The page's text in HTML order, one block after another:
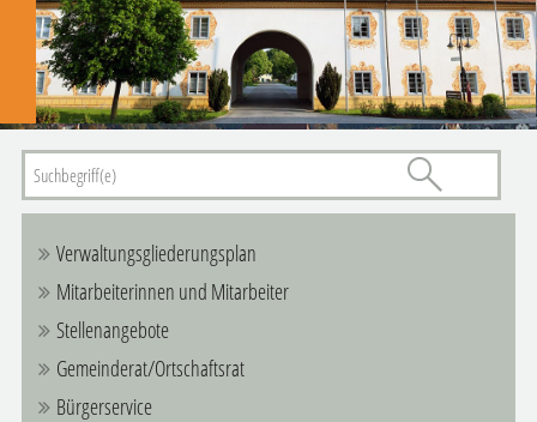
Verwaltungsgliederungsplan
Mitarbeiterinnen und Mitarbeiter
Stellenangebote
Gemeinderat/Ortschaftsrat
Bürgerservice